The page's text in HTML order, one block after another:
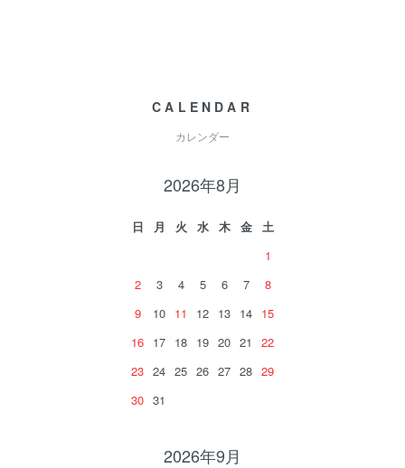
CALENDAR
カレンダー
2026年8月
日 月 火 水 木 金
土
1
2
3 4 5 6 7
8
9
10 11 12 13 14 15
16 17 18 19 20 21
22
23 24 25 26 27 28 29
30 31
2026年9月